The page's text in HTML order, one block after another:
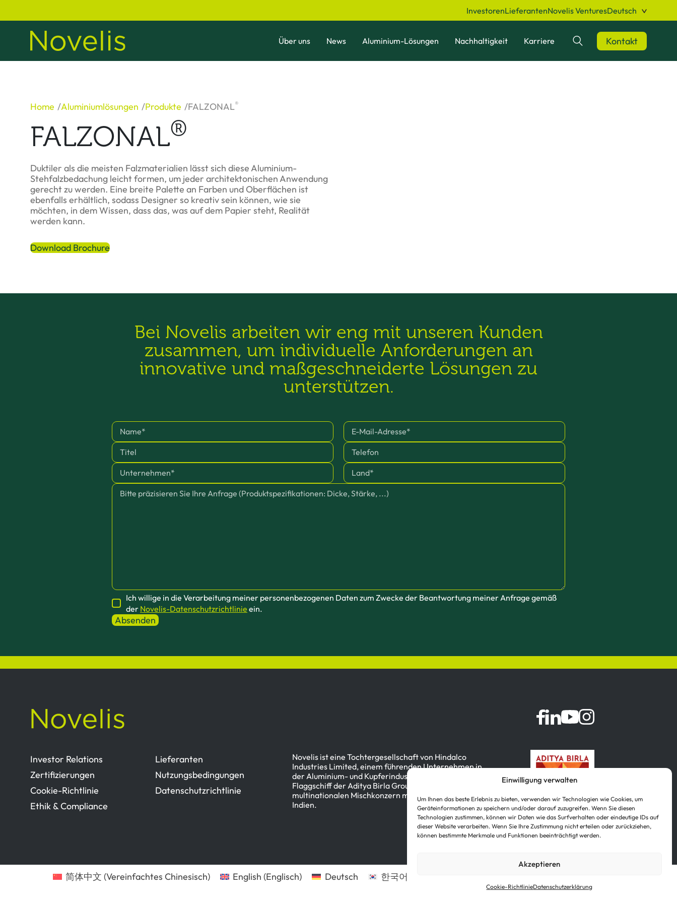
Einwilligung verwalten
Um Ihnen das beste Erlebnis zu bieten, verwenden wir Technologien wie Cookies, um
Geräteinformationen zu speichern und/oder darauf zuzugreifen. Wenn Sie diesen
Technologien zustimmen, können wir Daten wie das Surfverhalten oder eindeutige IDs auf
dieser Website verarbeiten. Wenn Sie Ihre Zustimmung nicht erteilen oder zurückziehen,
können bestimmte Merkmale und Funktionen beeinträchtigt werden.
Akzeptieren
Cookie-RichtlinieDatenschutzerklärung
InvestorenLieferantenNovelis VenturesDeutsch
Über uns News Aluminium-Lösungen Nachhaltigkeit Karriere Suchen Kontakt
Home Aluminiumlösungen Produkte FALZONAL®
FALZONAL®
Duktiler als die meisten Falzmaterialien lässt sich diese Aluminium-
Stehfalzbedachung leicht formen, um jeder architektonischen Anwendung
gerecht zu werden. Eine breite Palette an Farben und Oberflächen ist
ebenfalls erhältlich, sodass Designer so kreativ sein können, wie sie
möchten, in dem Wissen, dass das, was auf dem Papier steht, Realität
werden kann.
Download Brochure
Bei Novelis arbeiten wir eng mit unseren Kunden
zusammen, um individuelle Anforderungen an
innovative und maßgeschneiderte Lösungen zu
unterstützen.
Ich willige in die Verarbeitung meiner personenbezogenen Daten zum Zwecke der Beantwortung meiner Anfrage gemäß
der Novelis-Datenschutzrichtlinie ein.
Investor Relations
Lieferanten
Zertifizierungen
Nutzungsbedingungen
Cookie-Richtlinie
Datenschutzrichtlinie
Ethik & Compliance
Novelis ist eine Tochtergesellschaft von Hindalco
Industries Limited, einem führenden Unternehmen in
der Aluminium- und Kupferindustrie und dem Metall-
Flaggschiff der Aditya Birla Group, einem
multinationalen Mischkonzern mit Sitz in Mumbai,
Indien.
简体中文 (Vereinfachtes Chinesisch) English (Englisch) Deutsch 한국어